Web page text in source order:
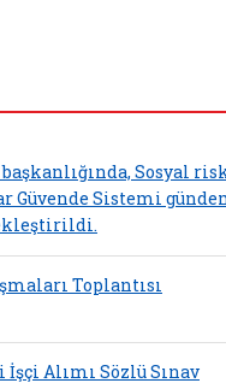
Sosyal
Güvende Sistemi
Toplantısı
Alımı Sözlü Sınav